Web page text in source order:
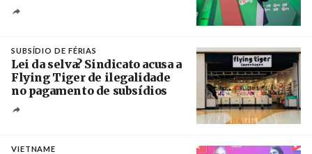
SUBSÍDIO DE FÉRIAS
Lei da selva? Sindicato acusa a
Flying Tiger de ilegalidade
no pagamento de subsídios
VIETNAME